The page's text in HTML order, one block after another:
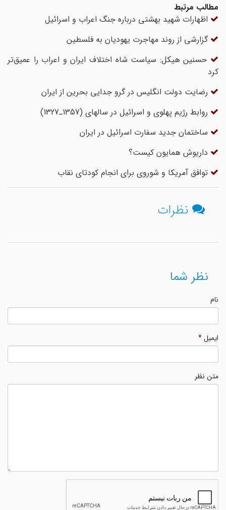
مطالب مرتبط
اظهارات شهید بهشتی درباره جنگ اعراب و اسرائیل
گزارشی از روند مهاجرت یهودیان به فلسطین
حسنین هیکل: سیاست شاه اختلاف ایران و اعراب را عمیق‌تر
کرد
رضایت دولت انگلیس در گرو جدایی بحرین از ایران
روابط رژیم پهلوی و اسرائیل در سالهای (1357ـ1327)
ساختمان جدید سفارت اسرائیل در ایران
داریوش همایون کیست؟
توافق آمریکا و شوروی برای انجام کودتای نقاب
نظرات
نظر شما
ایمیل*
متن نظر